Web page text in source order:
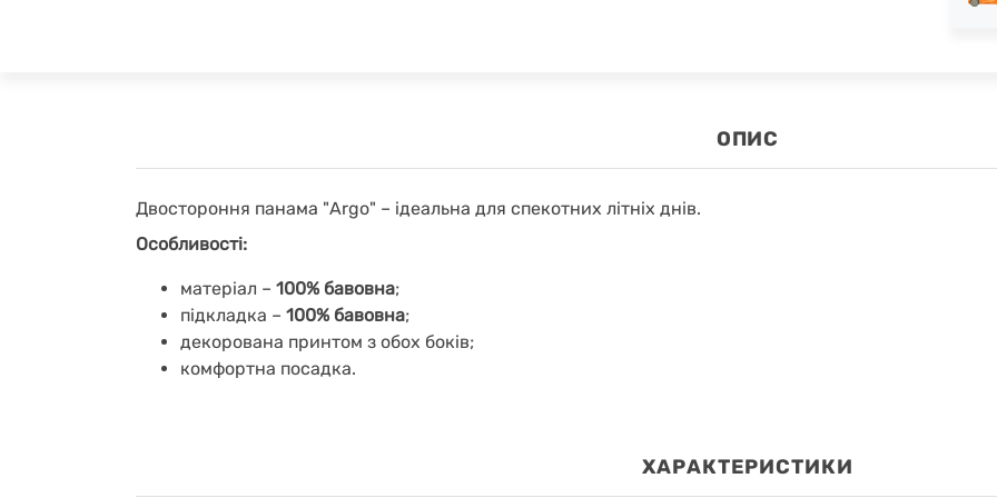
ОПИС
Двостороння панама "Argo" – ідеальна для спекотних літніх днів.
Особливості:
матеріал – 100% бавовна;
підкладка – 100% бавовна;
декорована принтом з обох боків;
комфортна посадка.
ХАРАКТЕРИСТИКИ